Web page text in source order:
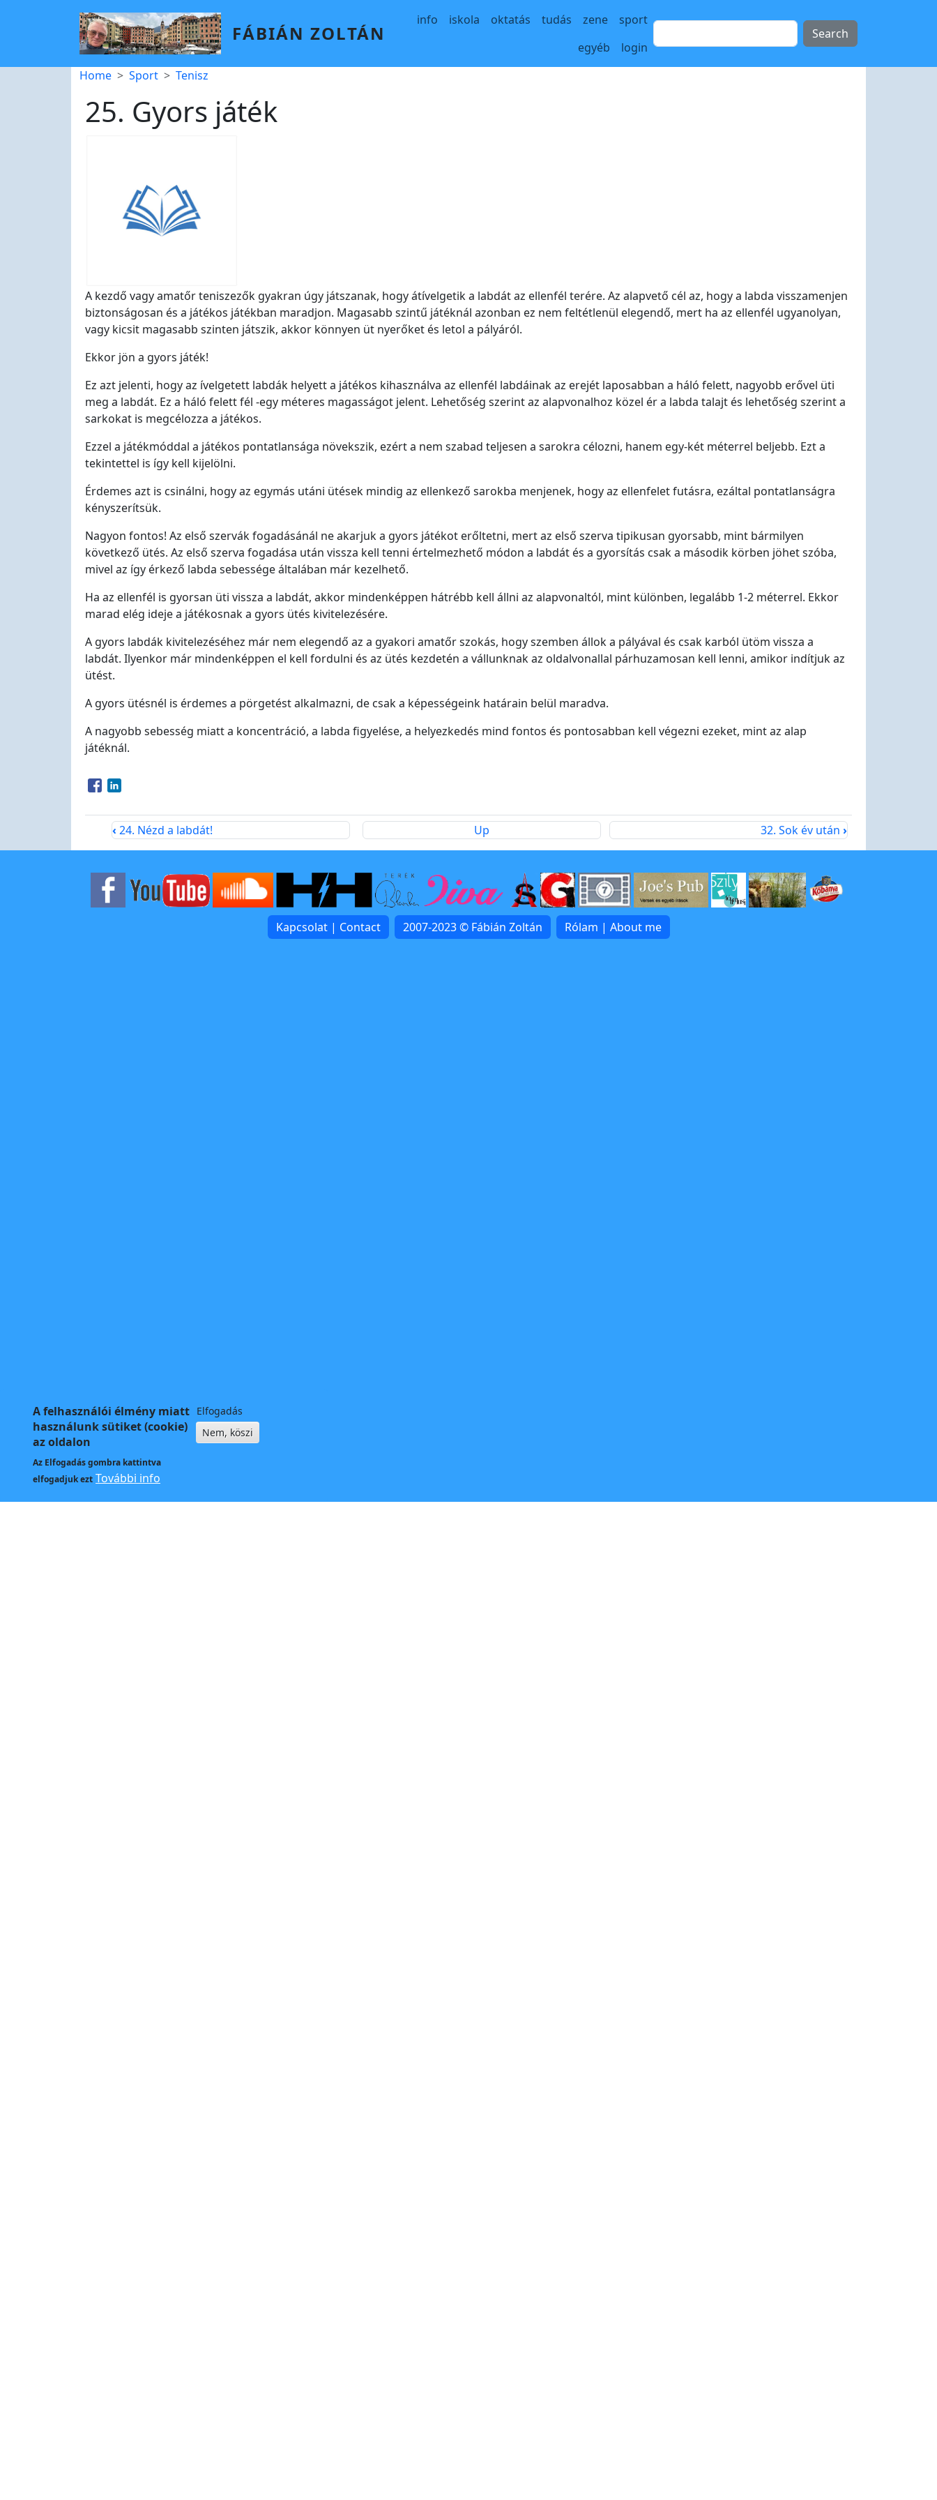
FÁBIÁN ZOLTÁN
Main navigation
info iskola oktatás tudás zene
sport
egyéb
login
Breadcrumb
Home Sport Tenisz
25. Gyors játék
A kezdő vagy amatőr teniszezők gyakran úgy játszanak, hogy átívelgetik a labdát az ellenfél terére. Az alapvető cél az, hogy a labda visszamenjen
biztonságosan és a játékos játékban maradjon. Magasabb szintű játéknál azonban ez nem feltétlenül elegendő, mert ha az ellenfél ugyanolyan,
vagy kicsit magasabb szinten játszik, akkor könnyen üt nyerőket és letol a pályáról.
Ekkor jön a gyors játék!
Ez azt jelenti, hogy az ívelgetett labdák helyett a játékos kihasználva az ellenfél labdáinak az erejét laposabban a háló felett, nagyobb erővel üti
meg a labdát. Ez a háló felett fél -egy méteres magasságot jelent. Lehetőség szerint az alapvonalhoz közel ér a labda talajt és lehetőség szerint a
sarkokat is megcélozza a játékos.
Ezzel a játékmóddal a játékos pontatlansága növekszik, ezért a nem szabad teljesen a sarokra célozni, hanem egy-két méterrel beljebb. Ezt a
tekintettel is így kell kijelölni.
Érdemes azt is csinálni, hogy az egymás utáni ütések mindig az ellenkező sarokba menjenek, hogy az ellenfelet futásra, ezáltal pontatlanságra
kényszerítsük.
Nagyon fontos! Az első szervák fogadásánál ne akarjuk a gyors játékot erőltetni, mert az első szerva tipikusan gyorsabb, mint bármilyen
következő ütés. Az első szerva fogadása után vissza kell tenni értelmezhető módon a labdát és a gyorsítás csak a második körben jöhet szóba,
mivel az így érkező labda sebessége általában már kezelhető.
Ha az ellenfél is gyorsan üti vissza a labdát, akkor mindenképpen hátrébb kell állni az alapvonaltól, mint különben, legalább 1-2 méterrel. Ekkor
marad elég ideje a játékosnak a gyors ütés kivitelezésére.
A gyors labdák kivitelezéséhez már nem elegendő az a gyakori amatőr szokás, hogy szemben állok a pályával és csak karból ütöm vissza a
labdát. Ilyenkor már mindenképpen el kell fordulni és az ütés kezdetén a vállunknak az oldalvonallal párhuzamosan kell lenni, amikor indítjuk az
ütést.
A gyors ütésnél is érdemes a pörgetést alkalmazni, de csak a képességeink határain belül maradva.
A nagyobb sebesség miatt a koncentráció, a labda figyelése, a helyezkedés mind fontos és pontosabban kell végezni ezeket, mint az alap
játéknál.
Opens in a new window
Opens in a new window
‹ 24. Nézd a labdát! Up 32. Sok év után ›
Kapcsolat | Contact 2007-2023 © Fábián Zoltán Rólam | About me
A felhasználói élmény miatt
használunk sütiket (cookie)
az oldalon
Az Elfogadásgombra kattintva
elfogadjuk ezt További info
Elfogadás
Nem, köszi